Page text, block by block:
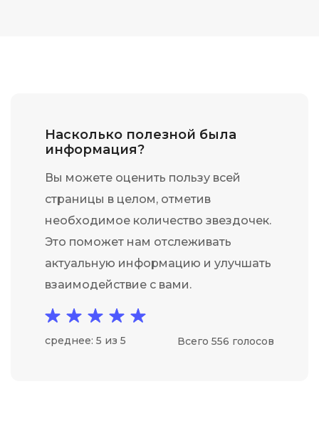
Насколько полезной была
информация?
Вы можете оценить пользу всей
страницы в целом, отметив
необходимое количество звездочек.
Это поможет нам отслеживать
актуальную информацию и улучшать
взаимодействие с вами.
среднее: 5 из 5 Всего 556 голосов